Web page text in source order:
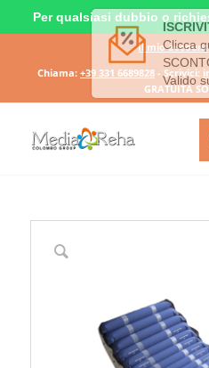
Il mio account
Chiama: +39 331 6689828- Scrivici:
GRATUITA
Per qualsiasi dubbio o